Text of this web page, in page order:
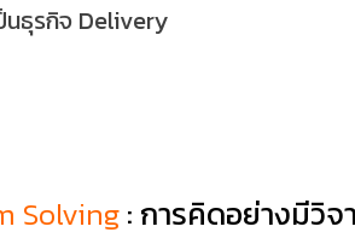
นธุรกิจ Delivery
Solving: การคิดอย่างมี